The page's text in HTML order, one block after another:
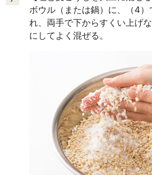
ボウル（または鍋）に、（4
れ、両手で下からすくい上げ
にしてよく混ぜる。